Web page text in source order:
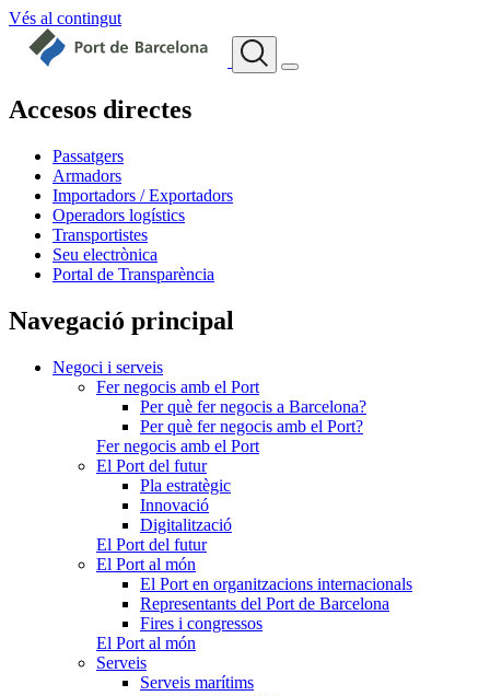
Vés al contingut
Accesos directes
Passatgers
Armadors
Importadors / Exportadors
Operadors logístics
Transportistes
Seu electrònica
Portal de Transparència
Navegació principal
Negoci i serveis
Fer negocis amb el Port
Per què fer negocis a Barcelona?
Per què fer negocis amb el Port?
Fer negocis amb el Port
El Port del futur
Pla estratègic
Innovació
Digitalització
El Port del futur
El Port al món
El Port en organitzacions internacionals
Representants del Port de Barcelona
Fires i congressos
El Port al món
Serveis
Serveis marítims